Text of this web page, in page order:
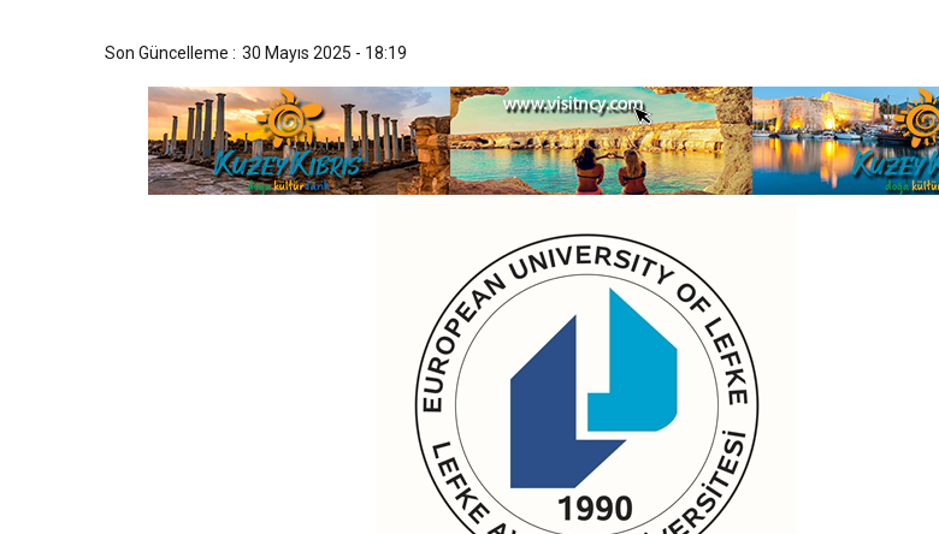
8:30
8:22 UBP’den kınama
13:47 Zanlıların deşifre edilmesinden biz de rahatsızdık, Oh iyi oldu!
Tutuklanan insanlar ne şartlarda tutuluyor
Eylemde arbede ve kaos yaşandı
Ülkemizde bunun gibi daha kaç tane var?
Son Güncelleme : 30 Mayıs 2025 - 18:19